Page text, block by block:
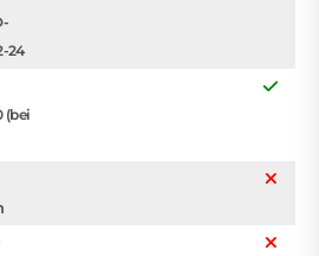
24
(bei